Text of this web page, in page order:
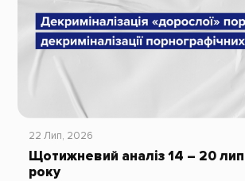
22 Лип, 2026
Щотижневий аналіз 14 – 20
року